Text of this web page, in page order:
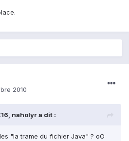
2010
naholyr a dit :
"la trame du fichier Java" ? oO